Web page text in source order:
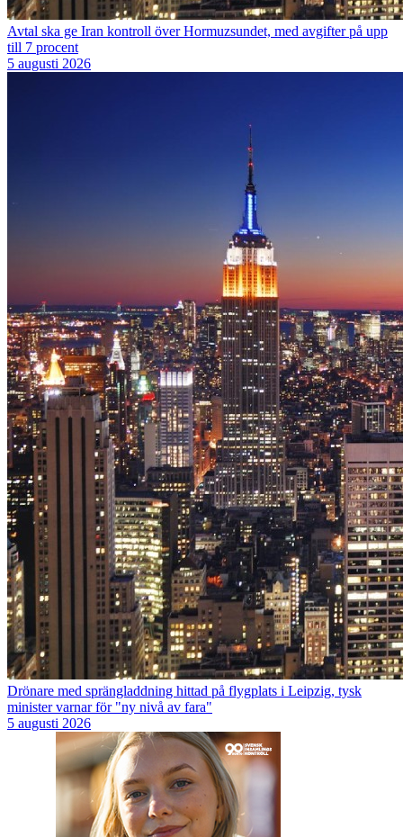
Avtal ska ge Iran kontroll över Hormuzsundet, med avgifter på upp
till 7 procent
5 augusti 2026
Drönare med sprängladdning hittad på flygplats i Leipzig, tysk
minister varnar för "ny nivå av fara"
5 augusti 2026